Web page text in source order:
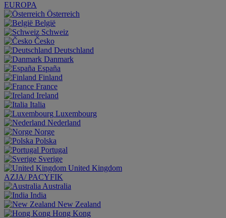
EUROPA
Österreich
België
Schweiz
Česko
Deutschland
Danmark
España
Finland
France
Ireland
Italia
Luxembourg
Nederland
Norge
Polska
Portugal
Sverige
United Kingdom
AZJA/ PACYFIK
Australia
India
New Zealand
Hong Kong